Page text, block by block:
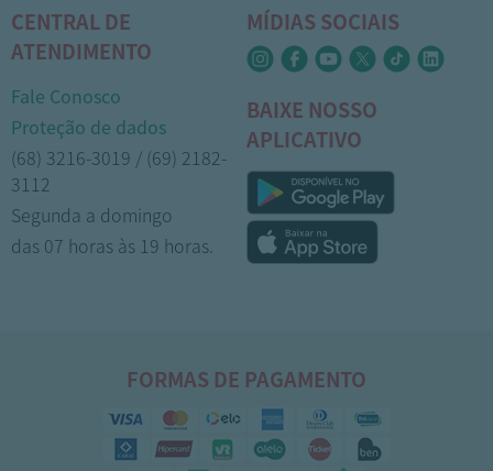
CENTRAL DE
ATENDIMENTO
Fale Conosco
Proteção de dados
(68) 3216-3019 / (69) 2182-
3112
Segunda a domingo
das 07 horas às 19 horas.
MÍDIAS SOCIAIS
BAIXE NOSSO
APLICATIVO
FORMAS DE PAGAMENTO